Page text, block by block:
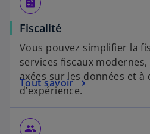
calculate
Fiscalité
Vous pouvez simplifier la
services fiscaux
axées sur les données et à
d’expérience.
Tout savoir
group